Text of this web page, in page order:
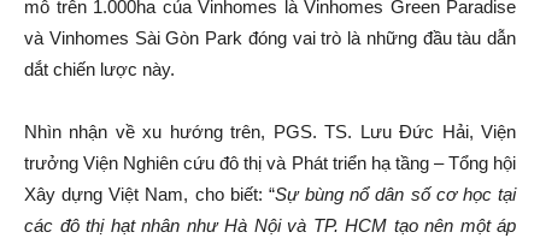
mô trên 1.000ha của Vinhomes là Vinhomes Green Paradise
và Vinhomes Sài Gòn Park đóng vai trò là những đầu tàu dẫn
dắt chiến lược này.
Nhìn nhận về xu hướng trên, PGS. TS. Lưu Đức Hải, Viện
trưởng Viện Nghiên cứu đô thị và Phát triển hạ tầng – Tổng hội
Xây dựng Việt Nam, cho biết: “Sự bùng nổ dân số cơ học tại
các đô thị hạt nhân như Hà Nội và TP. HCM tạo nên một áp